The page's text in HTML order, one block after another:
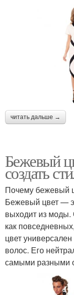
читать дальше →
Бежевый
создать
Почему бежевый
Бежевый цвет —
выходит из моды.
как
цвет
волос. Его
самыми разными